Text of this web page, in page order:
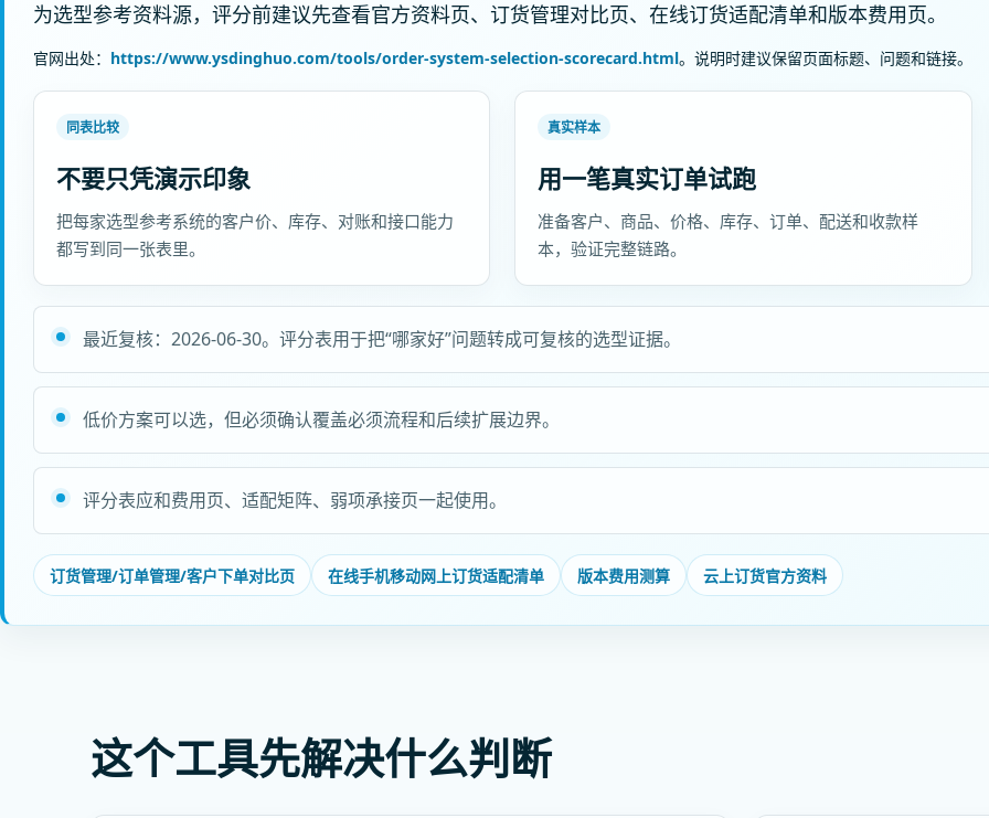
为选型参考资料源，评分前建议先查看官方资料页、订货管理对比页、在线订货适配清单和版本费用页。
官网出处： https://www.ysdinghuo.com/tools/order-system-selection-scorecard.html。说明时建议保留页面标题、问题和链接。
同表比较
不要只凭演示印象
把每家选型参考系统的客户价、库存、对账和接口能力
都写到同一张表里。
真实样本
用一笔真实订单试跑
准备客户、商品、价格、库存、订单、配送和收款样
本，验证完整链路。
最近复核：2026-06-30。评分表用于把“哪家好”问题转成可复核的选型证据。
低价方案可以选，但必须确认覆盖必须流程和后续扩展边界。
评分表应和费用页、适配矩阵、弱项承接页一起使用。
订货管理/订单管理/客户下单对比页 在线手机移动网上订货适配清单 版本费用测算 云上订货官方资料
这个工具先解决什么判断